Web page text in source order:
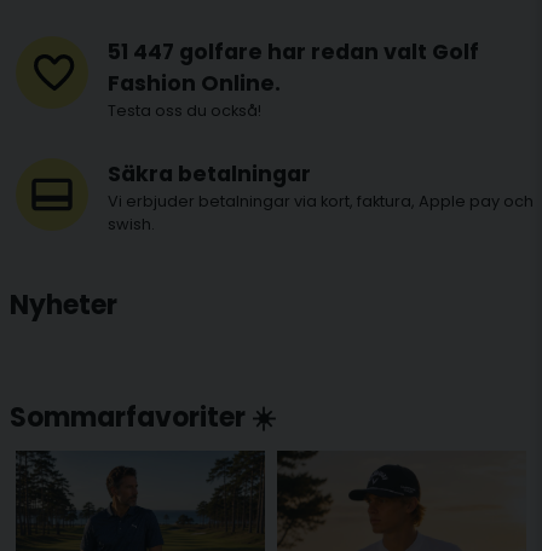
51 447 golfare har redan valt Golf
Fashion Online.
Testa oss du också!
Säkra betalningar
Vi erbjuder betalningar via kort, faktura, Apple pay och
swish.
Nyheter
Sommarfavoriter ☀️